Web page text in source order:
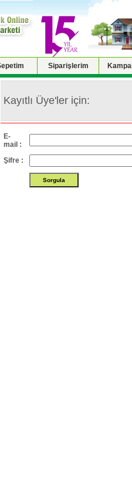
Siparişlerim
Kayıtlı Üye'ler için:
E-
mail :
Şifre :